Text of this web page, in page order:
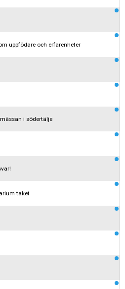
uppfödare och erfarenheter
i södertälje
taket